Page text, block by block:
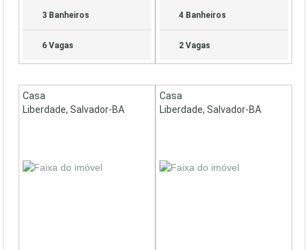
3 Banheiros
6 Vagas
4 Banheiros
2 Vagas
Casa
Liberdade, Salvador-BA
Casa
Liberdade, Salvador-BA